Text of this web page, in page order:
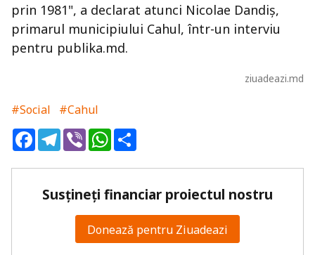
prin 1981", a declarat atunci Nicolae Dandiș,
primarul municipiului Cahul, într-un interviu
pentru publika.md.
ziuadeazi.md
#Social
#Cahul
FacebookTelegram
ViberWhatsApp
Susțineți financiar proiectul nostru
Donează pentru Ziuadeazi